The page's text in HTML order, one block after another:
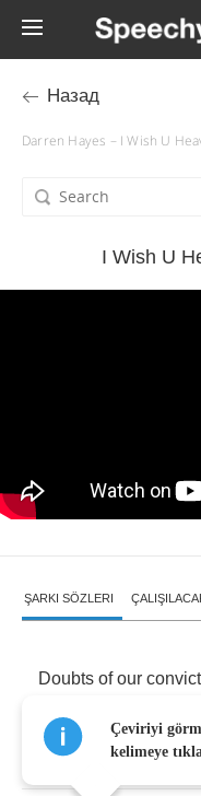
Назад
Darren Hayes – I Wish U
I Wish U
ŞARKI SÖZLERI
Doubts of our
Follow where we go
Çeviriyi
kelimeye